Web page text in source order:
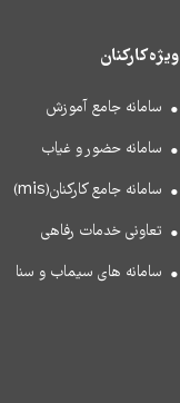
ویژه کارکنان
سامانه جامع آموزش
سامانه حضور و غیاب
سامانه جامع کارکنان(mis)
تعاونی خدمات رفاهی
سامانه های سیماب و سنا